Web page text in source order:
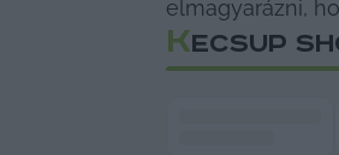
elmagyarázni,
KECSUP